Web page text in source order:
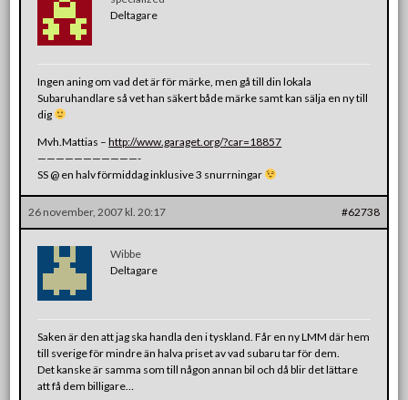
Deltagare
Ingen aning om vad det är för märke, men gå till din lokala
Subaruhandlare så vet han säkert både märke samt kan sälja en ny till
dig
Mvh.Mattias –http://www.garaget.org/?car=18857
———————————-
SS @ en halv förmiddag inklusive 3 snurrningar
26 november, 2007 kl. 20:17 #62738
Wibbe
Deltagare
Saken är den att jag ska handla den i tyskland. Får en ny LMM där hem
till sverige för mindre än halva priset av vad subaru tar för dem.
Det kanske är samma som till någon annan bil och då blir det lättare
att få dem billigare…